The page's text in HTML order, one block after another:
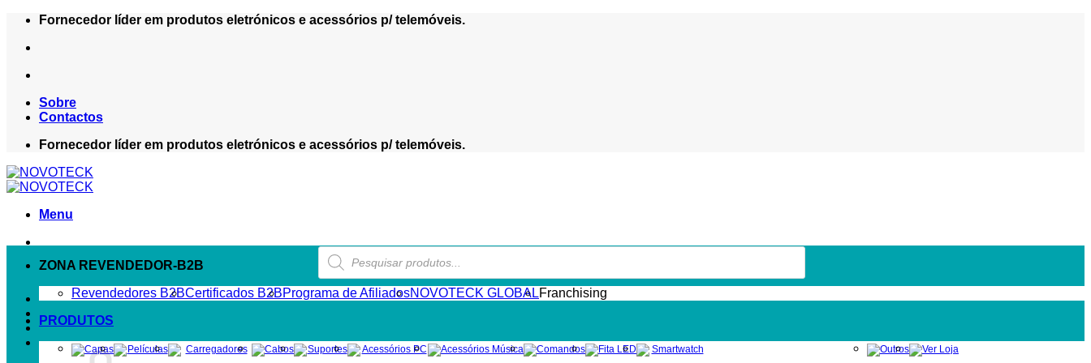
Skip
content
Fornecedor líder em produtos eletrónicos e acessórios p/ telemóveis.
Sobre
Contactos
Fornecedor líder em produtos eletrónicos e acessórios p/ telemóveis.
Menu
Products
search
ZONA REVENDEDOR-B2B
Revendedores B2BCertificados B2BPrograma de AfiliadosNOVOTECK GLOBALFranchising
PRODUTOS